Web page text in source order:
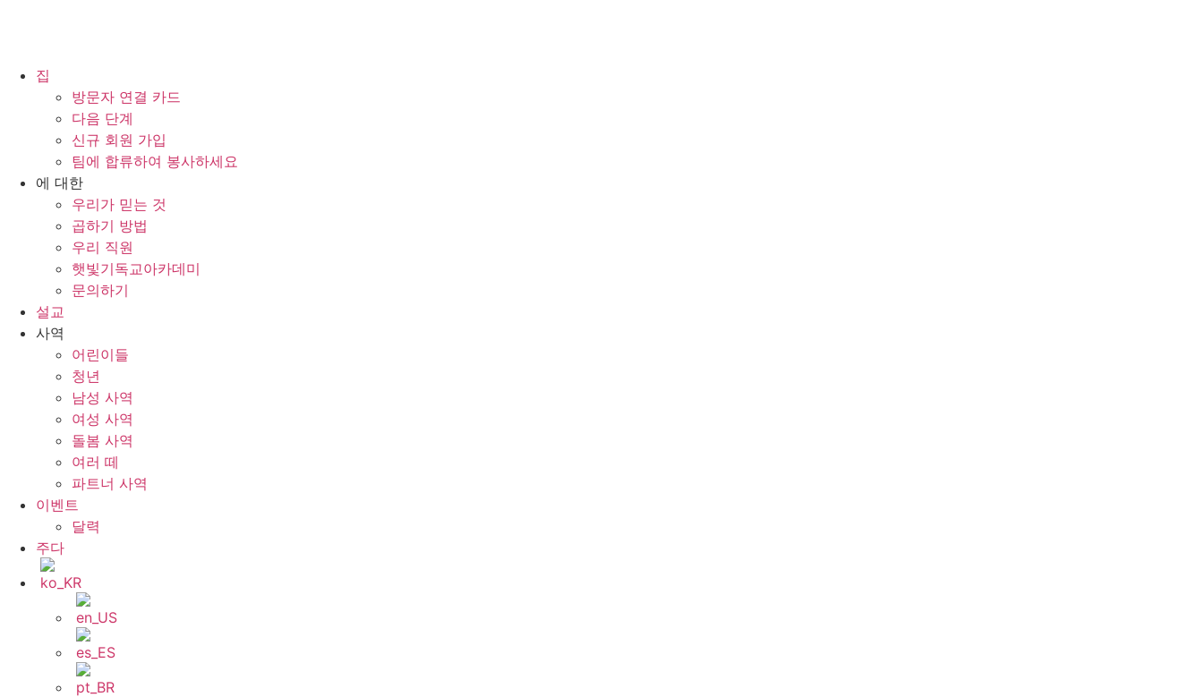
집
방문자 연결 카드
다음 단계
신규 회원 가입
팀에 합류하여 봉사하세요
에 대한
우리가 믿는 것
곱하기 방법
우리 직원
햇빛기독교아카데미
문의하기
설교
사역
어린이들
청년
남성 사역
여성 사역
돌봄 사역
여러 떼
파트너 사역
이벤트
달력
주다